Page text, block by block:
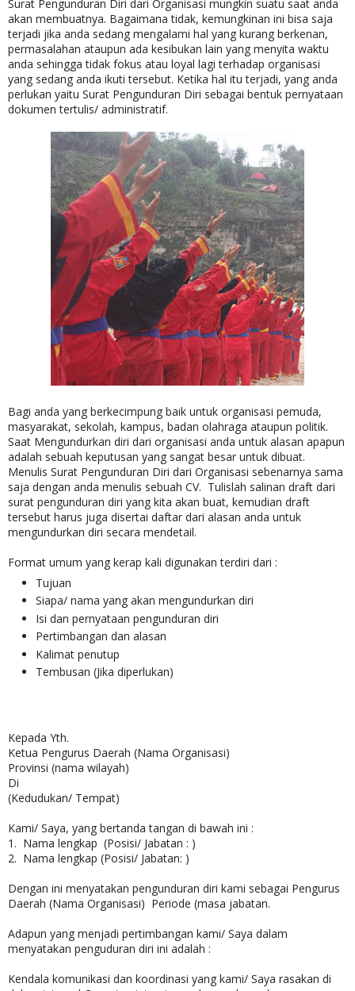
Surat Pengunduran Diri dari Organisasi mungkin suatu saat anda
akan membuatnya. Bagaimana tidak, kemungkinan ini bisa saja
terjadi jika anda sedang mengalami hal yang kurang berkenan,
permasalahan ataupun ada kesibukan lain yang menyita waktu
anda sehingga tidak fokus atau loyal lagi terhadap organisasi
yang sedang anda ikuti tersebut. Ketika hal itu terjadi, yang anda
perlukan yaitu Surat Pengunduran Diri sebagai bentuk pernyataan
dokumen tertulis/ administratif.
Bagi anda yang berkecimpung baik untuk organisasi pemuda,
masyarakat, sekolah, kampus, badan olahraga ataupun politik.
Saat Mengundurkan diri dari organisasi anda untuk alasan apapun
adalah sebuah keputusan yang sangat besar untuk dibuat.
Menulis Surat Pengunduran Diri dari Organisasi sebenarnya sama
saja dengan anda menulis sebuah CV. Tulislah salinan draft dari
surat pengunduran diri yang kita akan buat, kemudian draft
tersebut harus juga disertai daftar dari alasan anda untuk
mengundurkan diri secara mendetail.
Format umum yang kerap kali digunakan terdiri dari :
Tujuan
Siapa/ nama yang akan mengundurkan diri
Isi dan pernyataan pengunduran diri
Pertimbangan dan alasan
Kalimat penutup
Tembusan (Jika diperlukan)
Kepada Yth.
Ketua Pengurus Daerah (Nama Organisasi)
Provinsi (nama wilayah)
Di
(Kedudukan/ Tempat)
Kami/ Saya, yang bertanda tangan di bawah ini :
1. Nama lengkap (Posisi/ Jabatan : )
2. Nama lengkap (Posisi/ Jabatan: )
Dengan ini menyatakan pengunduran diri kami sebagai Pengurus
Daerah (Nama Organisasi) Periode (masa jabatan.
Adapun yang menjadi pertimbangan kami/ Saya dalam
menyatakan penguduran diri ini adalah :
Kendala komunikasi dan koordinasi yang kami/ Saya rasakan di